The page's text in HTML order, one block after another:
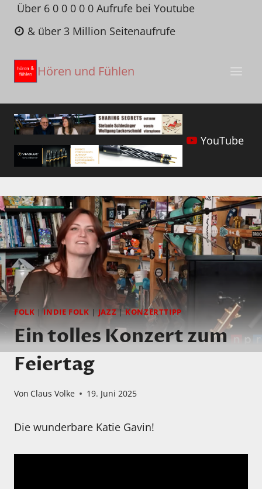
Zum
Inhalt
springen
Über 6 0 0 0 0 0 Aufrufe bei Youtube
& über 3 Million Seitenaufrufe
Hören und Fühlen
YouTube
FOLK |INDIE FOLK | JAZZ|KONZERTTIPP
Ein tolles Konzert zum
Feiertag
Von Claus Volke 19. Juni 2025
Die wunderbare Katie Gavin!